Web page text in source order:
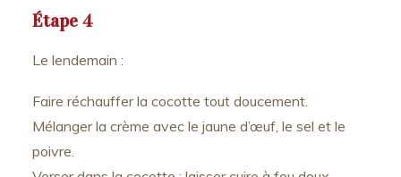
Étape 4
Le lendemain :
Faire réchauffer la cocotte tout doucement.
Mélanger la crème avec le jaune d’œuf, le sel et le
poivre.